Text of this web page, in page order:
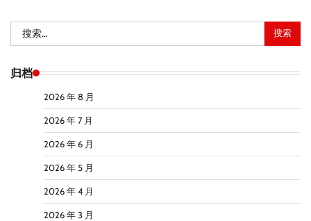
索：
归档
2026 年 8 月
2026 年 7 月
2026 年 6 月
2026 年 5 月
2026 年 4 月
2026 年 3 月